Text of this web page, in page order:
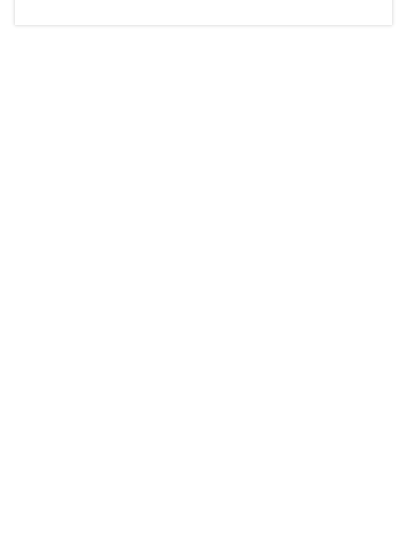
Der Weinbau dominert heute nicht mehr, ist aber integrativer